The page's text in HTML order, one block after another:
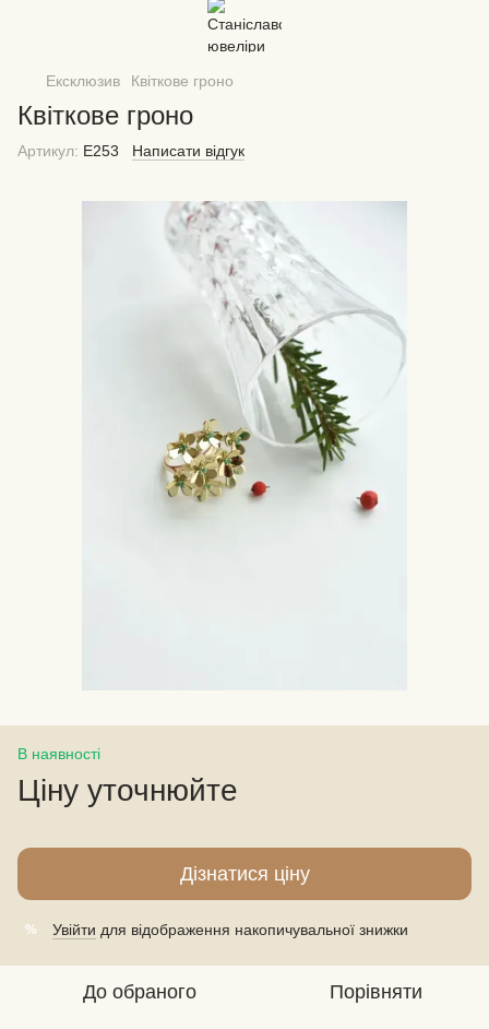
Ексклюзив Квіткове гроно
Квіткове гроно
Артикул: Е253 Написати відгук
В наявності
Ціну уточнюйте
Дізнатися ціну
% Увійти для відображення накопичувальної знижки
До обраного Порівняти